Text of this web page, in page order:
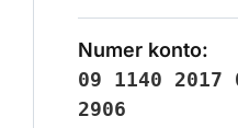
Numer konto:
09 1140 2017
2906